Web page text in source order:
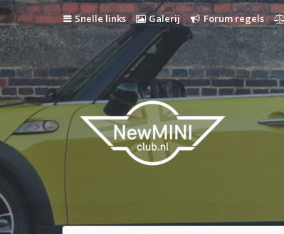
Snelle links Galerij Forum regels